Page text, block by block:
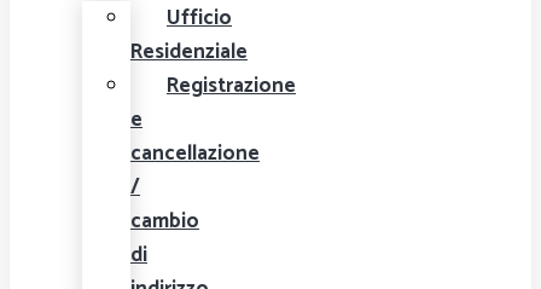
Ufficio
Residenziale
Registrazione
e
cancellazione
/
cambio
di